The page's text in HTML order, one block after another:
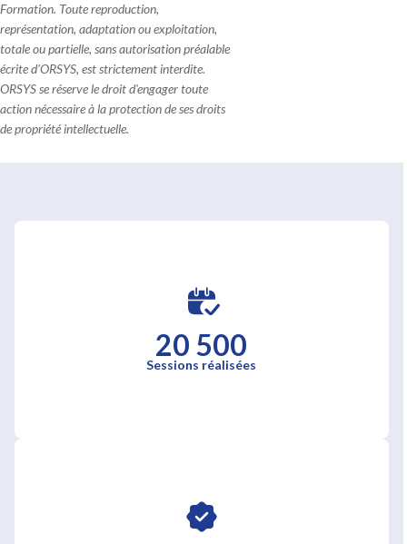
Formation. Toute reproduction,
représentation, adaptation ou exploitation,
totale ou partielle, sans autorisation préalable
écrite d'ORSYS, est strictement interdite.
ORSYS se réserve le droit d'engager toute
action nécessaire à la protection de ses droits
de propriété intellectuelle.
20 500
Sessions réalisées